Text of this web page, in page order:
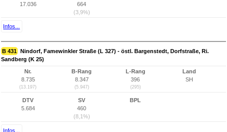
17.036
664
(3,9%)
Infos...
B 431 Nindorf, Famewinkler Straße (L 327) - östl. Bargenstedt, Dorfstraße, Ri.
Sandberg (K 25)
Nr.
8.735
(13.197)
B-Rang
8.347
(5.947)
L-Rang
396
(295)
Land
SH
DTV
5.684
SV
460
(8,1%)
BPL
Infos...